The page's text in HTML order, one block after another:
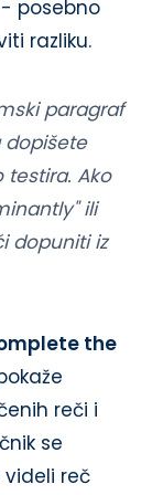
posebno
razliku.
paragraf
dopišete
testira. Ako
ili
dopuniti iz
the
reči i
se
videli reč